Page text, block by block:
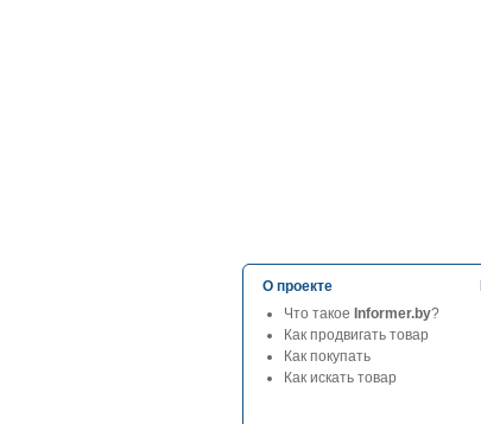
О проекте
Что такое Informer.by?
Как продвигать товар
Как покупать
Как искать товар